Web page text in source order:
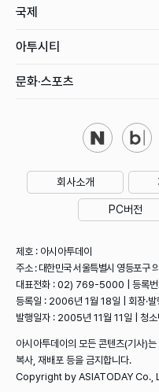
국제
아투시티
문화·스포츠
회사소개
PC버전
제호 : 아시아투데이
주소 : 대한민국 서울특별시 영등포구
대표전화 : 02) 769-5000 | 등록
등록일 : 2006년 1월 18일 | 회장·발
발행일자 : 2005년 11월 11일 | 청소
아시아투데이의 모든 콘텐츠(기사)
복사, 재배포 등을 금지합니다.
Copyright by ASIATODAY